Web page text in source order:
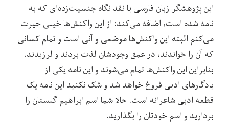
این پژوهشگر زبان فارسی با نقد نگاه جنسیت‌زده‌ای که به
نامه شده است، اضافه می‌کند: از این واکنش‌ها خیلی حیرت
می‌کنم البته این واکنش‌ها موضعی و آنی است و تمام کسانی
که آن را خواندند، در عمق وجودشان لذت بردند و لرزیدند.
بنابراین این واکنش‌ها تمام می‌شوند و این نامه یکی از
یادگارهای ادبی فروغ خواهد شد و شک نکنید این نامه یک
قطعه ادبی شاعرانه است. حالا شما اسم ابراهیم گلستان را
بردارید و اسم خودتان را بگذارید.